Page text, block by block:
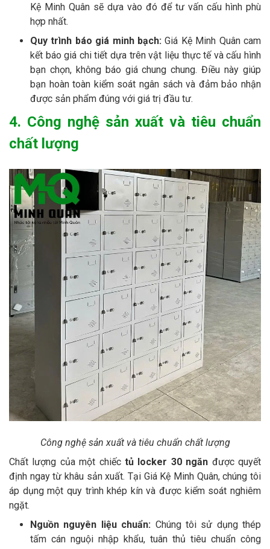
Kệ Minh Quân sẽ dựa vào đó để tư vấn cấu hình phù
hợp nhất.
Quy trình báo giá minh bạch:Giá Kệ Minh Quân cam
kết báo giá chi tiết dựa trên vật liệu thực tế và cấu hình
bạn chọn, không báo giá chung chung. Điều này giúp
bạn hoàn toàn kiểm soát ngân sách và đảm bảo nhận
được sản phẩm đúng với giá trị đầu tư.
4. Công nghệ sản xuất và tiêu chuẩn
chất lượng
Công nghệ sản xuất và tiêu chuẩn chất lượng
Chất lượng của một chiếc tủ locker 30 ngăn được quyết
định ngay từ khâu sản xuất. Tại Giá Kệ Minh Quân, chúng tôi
áp dụng một quy trình khép kín và được kiểm soát nghiêm
ngặt.
Nguồn nguyên liệu chuẩn: Chúng tôi sử dụng thép
tấm cán nguội nhập khẩu, tuân thủ tiêu chuẩn công